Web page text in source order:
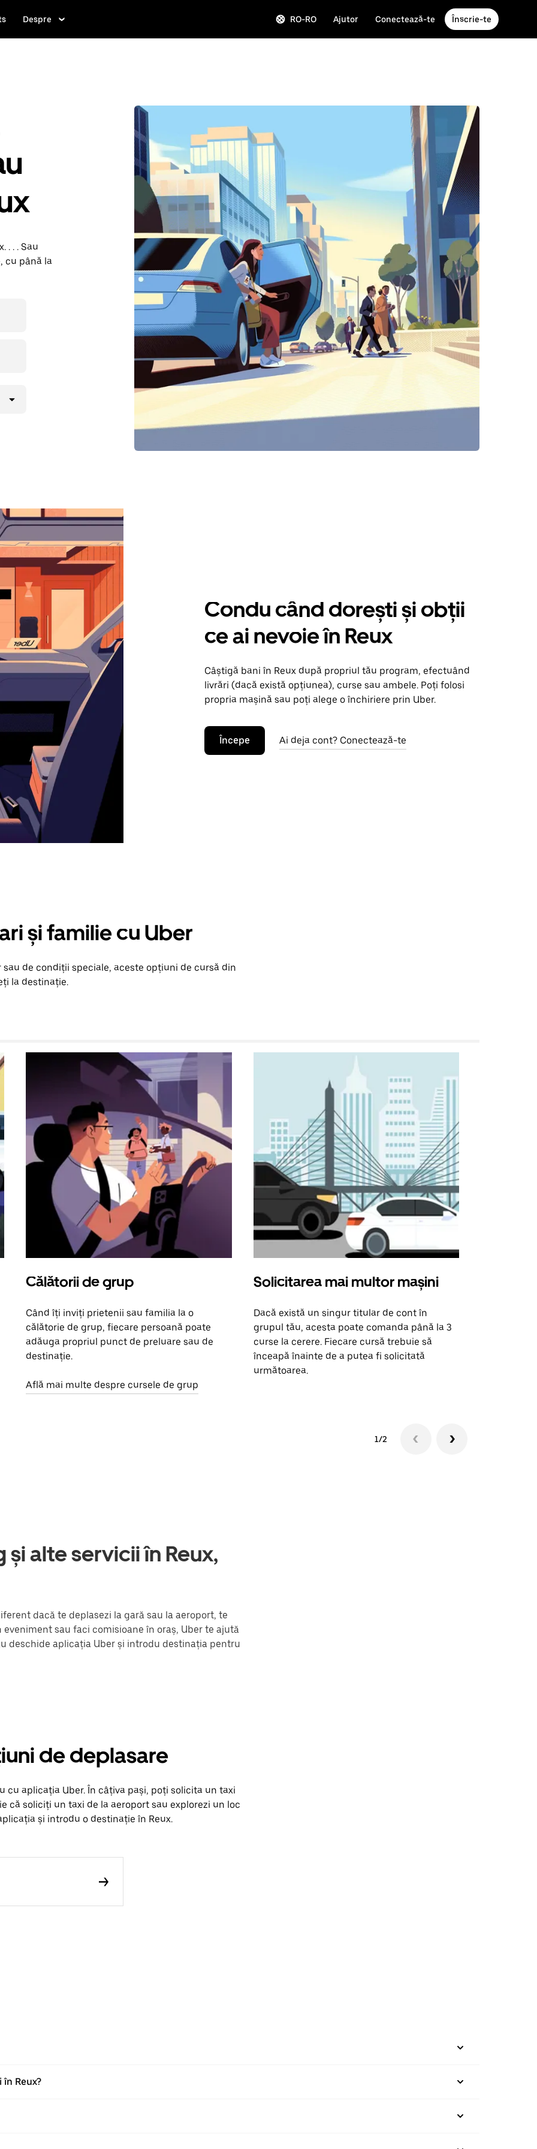
Despre RO-RO Ajutor Conectează-te Înscrie-te
. . . Sau
cu până la
Condu când dorești și obții
ce ai nevoie în Reux
Câștigă bani în Reux după propriul tău program, efectuând
livrări (dacă există opțiunea), curse sau ambele. Poți folosi
propria mașină sau poți alege o închiriere prin Uber.
Începe Ai deja cont? Conectează-te
și familie cu Uber
de condiții speciale, aceste opțiuni de cursă din
la destinație.
Călătorii de grup
Când îți inviți prietenii sau familia la o
călătorie de grup, fiecare persoană poate
adăuga propriul punct de preluare sau de
destinație.
Află mai multe despre cursele de grup
Solicitarea mai multor mașini
Dacă există un singur titular de cont în
grupul tău, acesta poate comanda până la 3
curse la cerere. Fiecare cursă trebuie să
înceapă înainte de a putea fi solicitată
următoarea.
1/2
alte servicii în Reux,
dacă te deplasezi la gară sau la aeroport, te
sau faci comisioane în oraș, Uber te ajută
deschide aplicația Uber și introdu destinația pentru
de deplasare
cu aplicația Uber. În câțiva pași, poți solicita un taxi
că soliciți un taxi de la aeroport sau explorezi un loc
și introdu o destinație în Reux.
Reux?